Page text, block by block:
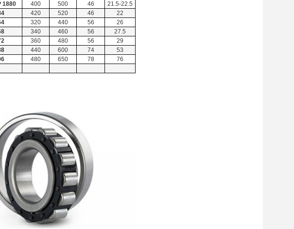
1880 400 500 46
21.5-22.5
420 520 46
22
320 440 56
26
340 460 56
27.5
360 480 56
29
440 600 74
53
480 650 78
76